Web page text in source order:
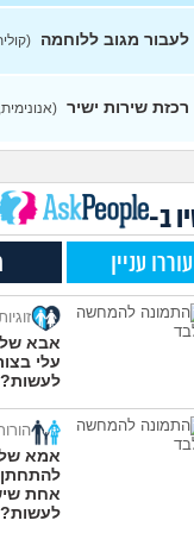
תפקיד הכי כדאי (מנילה)
גיוס עולה ליב
רשת בחיל התקשוב או
עם מישהו מהבסיס
ואני לא יודעת מה אני
לגבי זה (תמר, בת 20)
לקבל מנ״תית בסירוב
(ליה, בת 20)
עוד שאלות חדשות
לעבור מגוב ללוחמה
רכזת שירות ישיר (אנונימית,
ב-
עוררו עניין
אבא של
עלי
לעשות?
אמא
להתחתן
אחת
לעשות?